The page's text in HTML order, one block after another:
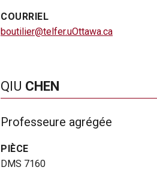
COURRIEL
boutilier@telfer.uOttawa.ca
QIU CHEN
Professeure agrégée
PIÈCE
DMS 7160